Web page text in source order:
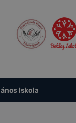
Iskola
funkcióinak
fog működni